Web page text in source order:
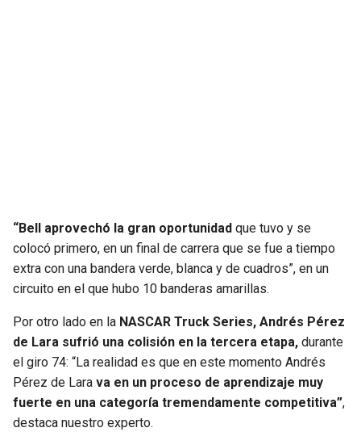
BEARS
LIONS
PACKERS
VIKINGS
FALCONS
SPURS
NUGGETS
TIMBERWOLVES
THUNDER
TRAIL BLAZERS
“Bell aprovechó la gran oportunidad que tuvo y se
colocó primero, en un final de carrera que se fue a tiempo
extra con una bandera verde, blanca y de cuadros”, en un
circuito en el que hubo 10 banderas amarillas.
Por otro lado en la NASCAR Truck Series, Andrés Pérez
de Lara sufrió una colisión en la tercera etapa, durante
el giro 74: “La realidad es que en este momento Andrés
Pérez de Lara va en un proceso de aprendizaje muy
fuerte en una categoría tremendamente competitiva”,
destaca nuestro experto.